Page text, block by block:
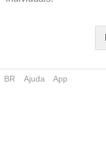
BR Ajuda App